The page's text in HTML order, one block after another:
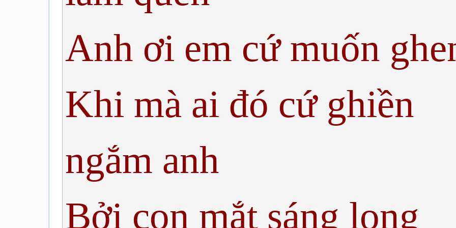
Anh ơi em cứ muốn
Khi mà ai đó cứ ghiền
ngắm anh
Bởi con mắt sáng long